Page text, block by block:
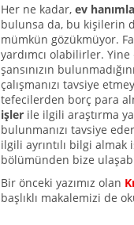
Her ne kadar, ev
bulunsa da, bu kişilerin
mümkün gözükmüyor.
yardımcı olabilirler. Yine
şansınızın
çalışmanızı tavsiye
tefecilerden borç para
işler ile ilgili araştırma
bulunmanızı tavsiye
ilgili ayrıntılı bilgi almak
bölümünden bize
Bir önceki yazımız olan
başlıklı makalemizi de